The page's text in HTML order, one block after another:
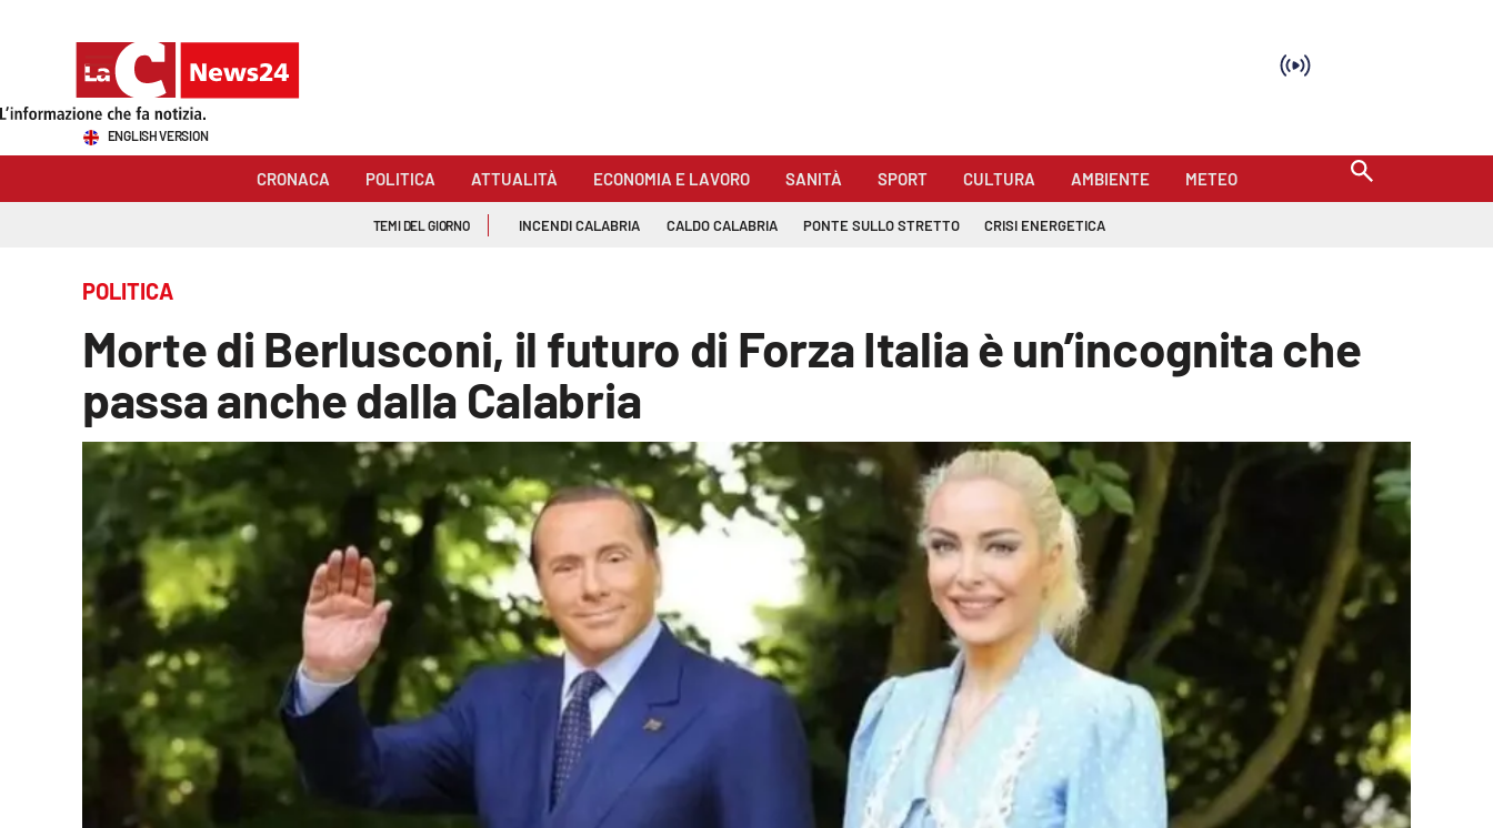
Sezioni
Economia e lavoro
ENGLISH VERSION
CRONACA POLITICA ATTUALITÀ ECONOMIA E LAVORO SANITÀ SPORT CULTURA AMBIENTE METEO
TEMI DEL GIORNO INCENDI CALABRIA CALDO CALABRIA PONTE SULLO STRETTO CRISI ENERGETICA
POLITICA
Morte di Berlusconi, il futuro di Forza Italia è un’incognita che
passa anche dalla Calabria